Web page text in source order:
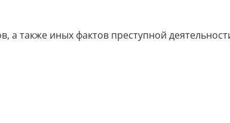
также иных фактов преступной